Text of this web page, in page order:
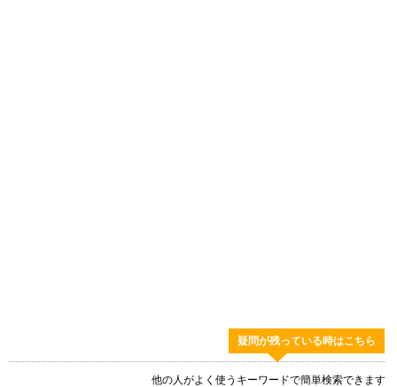
疑問が残っている時はこちら
他の人がよく使うキーワードで簡単検索できます